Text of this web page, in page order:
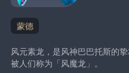
蒙德
风元素龙，是风神巴巴托斯的
被人们称为「风魔龙」。